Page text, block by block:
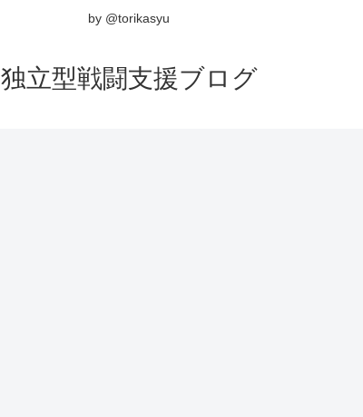
by @torikasyu
独立型戦闘支援ブログ